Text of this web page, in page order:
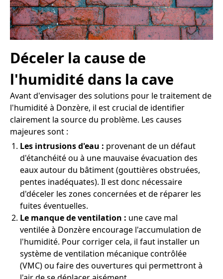
Déceler la cause de
l'humidité dans la cave
Avant d'envisager des solutions pour le traitement de
l'humidité à Donzère, il est crucial de identifier
clairement la source du problème. Les causes
majeures sont :
Les intrusions d'eau : provenant de un défaut
d'étanchéité ou à une mauvaise évacuation des
eaux autour du bâtiment (gouttières obstruées,
pentes inadéquates). Il est donc nécessaire
d'déceler les zones concernées et de réparer les
fuites éventuelles.
Le manque de ventilation : une cave mal
ventilée à Donzère encourage l'accumulation de
l'humidité. Pour corriger cela, il faut installer un
système de ventilation mécanique contrôlée
(VMC) ou faire des ouvertures qui permettront à